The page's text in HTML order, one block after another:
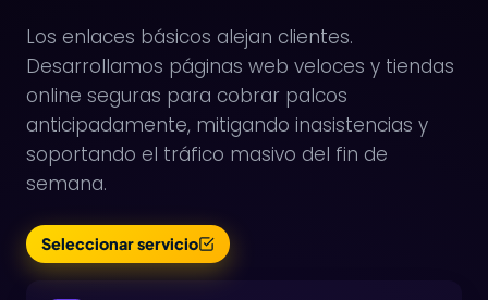
Los enlaces básicos alejan clientes.
Desarrollamos páginas web veloces y tiendas
online seguras para cobrar palcos
anticipadamente, mitigando inasistencias y
soportando el tráfico masivo del fin de
semana.
Seleccionar servicio